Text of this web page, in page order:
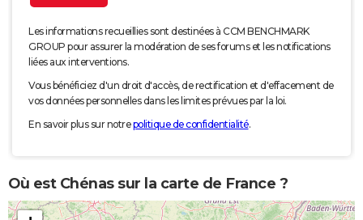
Les informations recueillies sont destinées à CCM BENCHMARK
GROUP pour assurer la modération de ses forums et les notifications
liées aux interventions.
Vous bénéficiez d'un droit d'accès, de rectification et d'effacement de
vos données personnelles dans les limites prévues par la loi.
En savoir plus sur notrepolitique de confidentialité.
Où est Chénas sur la carte de France ?